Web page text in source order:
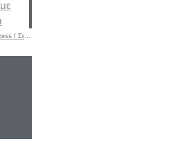
Σετ Βάπτισης Κοριτσιού Little Princess / Στέμμα με Ζωγραφισμένη Βαλίτσα